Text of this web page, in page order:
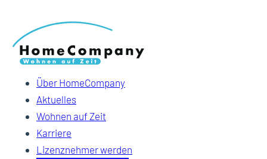
Über HomeCompany
Aktuelles
Wohnen auf Zeit
Karriere
Lizenznehmer werden